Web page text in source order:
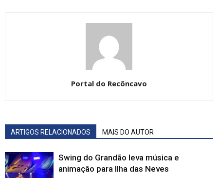
Portal do Recôncavo
ARTIGOS RELACIONADOS MAIS DO AUTOR
Swing do Grandão leva música e
animação para Ilha das Neves